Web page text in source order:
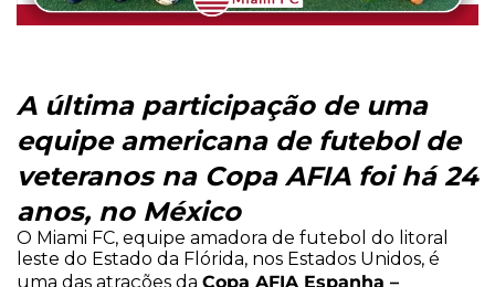
A última participação de uma
equipe americana de futebol de
veteranos na Copa AFIA foi há 24
anos, no México
O Miami FC, equipe amadora de futebol do litoral
leste do Estado da Flórida, nos Estados Unidos, é
uma das atrações da Copa AFIA Espanha –